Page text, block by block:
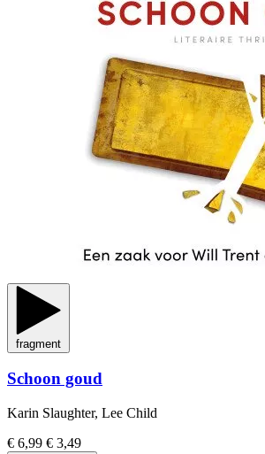
fragment
Schoon goud
Karin Slaughter, Lee Child
€ 6,99 € 3,49